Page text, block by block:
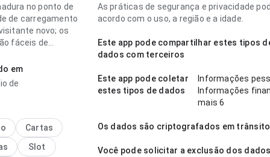
no ponto de
de carregamento
novo; os
fáceis de
limpa e segura.
repetido; a interface
das informações do
mais confiança
em
de
Cartas
Slot
As práticas de segurança e privacidade
acordo com o uso, a região e a idade.
Este app pode compartilhar estes tipos
dados com terceiros
Este app pode coletar
estes tipos de dados
Informações
Informações
mais 6
Os dados são criptografados em trânsito
Você pode solicitar a exclusão dos